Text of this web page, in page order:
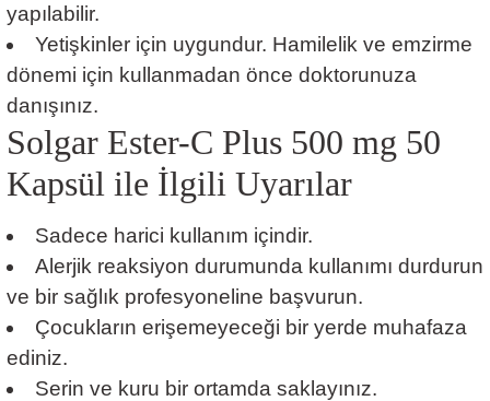
yapılabilir.
Yetişkinler için uygundur. Hamilelik ve emzirme
dönemi için kullanmadan önce doktorunuza
danışınız.
Solgar Ester-C Plus 500 mg 50
Kapsül ile İlgili Uyarılar
Sadece harici kullanım içindir.
Alerjik reaksiyon durumunda kullanımı durdurun
ve bir sağlık profesyoneline başvurun.
Çocukların erişemeyeceği bir yerde muhafaza
ediniz.
Serin ve kuru bir ortamda saklayınız.